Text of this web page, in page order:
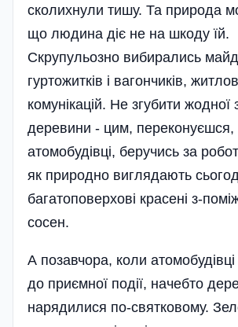
сколихнули тишу. Та природа
що людина діє не на шкоду їй.
Скрупульозно вибирались
гуртожитків і вагончиків,
комунікацій. Не згубити жодної
деревини - цим, переконуєшся,
атомобудівці, беручись за
як природно виглядають
багатоповерхові красені з-
сосен.
А позавчора, коли
до приємної події, начебто
нарядилися по-святковому.